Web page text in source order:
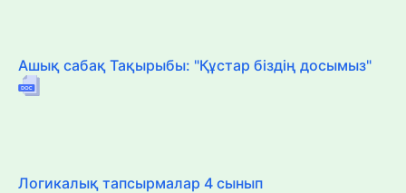
Ашық сабақ Тақырыбы: "Құстар біздің досымыз"
Логикалық тапсырмалар 4 сынып